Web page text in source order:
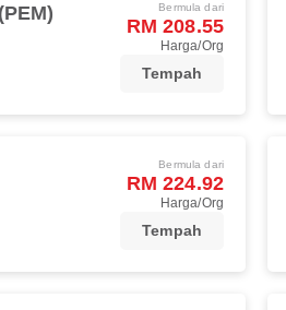
Bermula dari
RM 208.55
Harga/Org
Tempah
Bermula dari
RM 224.92
Harga/Org
Tempah